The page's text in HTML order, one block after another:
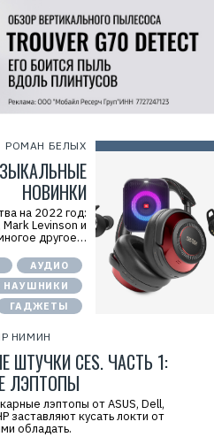
РОМАН БЕЛЫХ
НОВИНКИ
на 2022 год:
Mark Levinson и
другое…
АУДИО
НАУШНИКИ
ГАДЖЕТЫ
НИМИН
ШТУЧКИ CES. ЧАСТЬ 1:
ЛЭПТОПЫ
лэптопы от ASUS, Dell,
заставляют кусать локти от
обладать.